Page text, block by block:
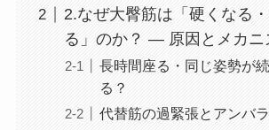
2.なぜ大臀筋は「硬くなる
る」のか？ — 原因とメカニ
長時間座る・同じ姿勢が
る？
代替筋の過緊張とアンバ